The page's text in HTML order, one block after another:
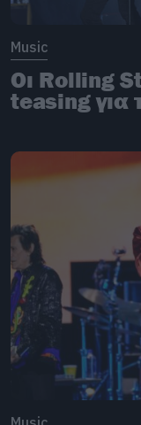
Music
Οι Rolling
teasing για